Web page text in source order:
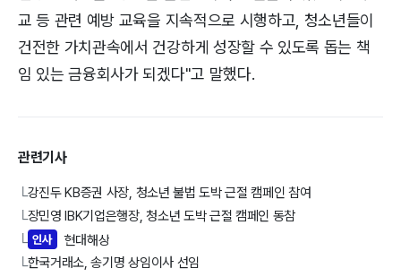
교 등 관련 예방 교육을 지속적으로 시행하고, 청소년들이
건전한 가치관속에서 건강하게 성장할 수 있도록 돕는 책
임 있는 금융회사가 되겠다"고 말했다.
관련기사
└강진두 KB증권 사장, 청소년 불법 도박 근절 캠페인 참여
└장민영 IBK기업은행장, 청소년 도박 근절 캠페인 동참
└ 인사 현대해상
└한국거래소, 송기명 상임이사 선임